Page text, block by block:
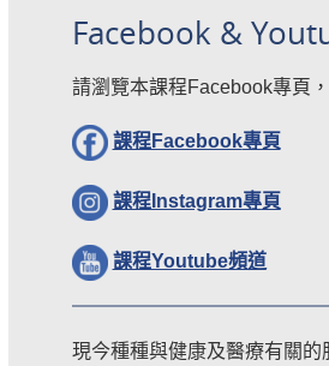
Facebook &
請瀏覽本課程Facebook專頁，
課程Facebook專頁
課程Instagram專頁
課程Youtube頻道
現今種種與健康及醫療有關